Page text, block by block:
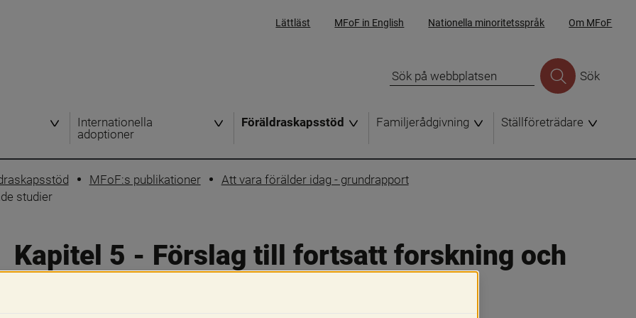
Lättläst MFoF in English Nationella minoritetsspråk Om MFoF
Sök
Internationella
adoptioner
Föräldraskapsstöd Familjerådgivning Ställföreträdare
MFoF:s publikationer
Att vara förälder idag - grundrapport
studier
Kapitel 5 - Förslag till fortsatt forskning och